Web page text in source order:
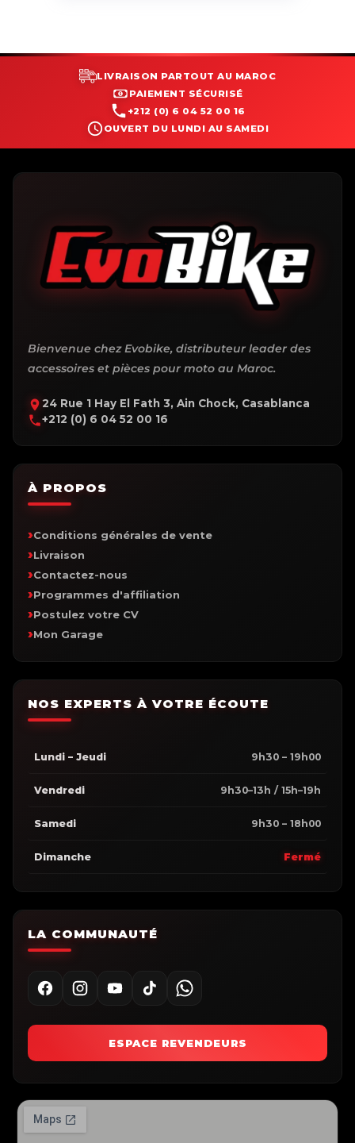
LIVRAISON PARTOUT AU MAROC
PAIEMENT SÉCURISÉ
+212 (0) 6 04 52 00 16
OUVERT DU LUNDI AU SAMEDI
Bienvenue chez Evobike, distributeur leader des
accessoires et pièces pour moto au Maroc.
24 Rue 1 Hay El Fath 3, Ain Chock, Casablanca
+212 (0) 6 04 52 00 16
À PROPOS
Conditions générales de vente
Livraison
Contactez-nous
Programmes d'affiliation
Postulez votre CV
Mon Garage
NOS EXPERTS À VOTRE ÉCOUTE
Lundi – Jeudi 9h30 – 19h00
Vendredi 9h30–13h / 15h–19h
Samedi 9h30 – 18h00
Dimanche Fermé
LA COMMUNAUTÉ
ESPACE REVENDEURS